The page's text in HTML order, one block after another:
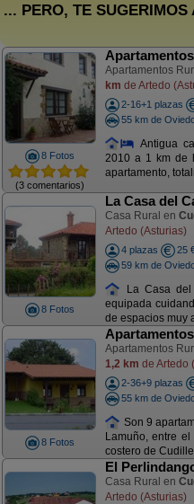
... PERO, TE
8 Fotos
(3 comentarios)
Apartamentos
km de Artedo
2-16+1 plazas
55 km de
Antigua
2010 a 1 km de
apartamento,
8 Fotos
La Casa del
Casa Rural en
Artedo (Asturias)
4 plazas
25
59 km de
La Casa
equipada
de espacios muy
8 Fotos
Apartamentos
1,2 km de Artedo
2-36+9 plazas
55 km de
Son 9
Lamuño, entre
costero de
El
Casa Rural en
Artedo (Asturias)